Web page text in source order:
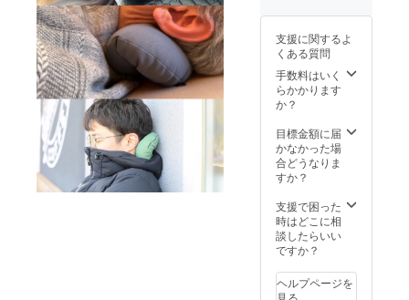
況、製
造工程
上の都
合等に
より出
荷時期
があり
ます。
可能性
もござ
いま
す。 ※
デザイ
ン・仕
る可能
性もご
ざいま
ださ
い。 ※
ご注文
状況、
材の供
給状
*********
*********
*****
【注意
点】 ※
皆様の
により
量産効
率が向
上した
正規販
売価格
が販売
予定価
下がる
可能性
支援に関するよ
くある質問
手数料はいく
らかかります
か？
目標金額に届
かなかった場
合どうなりま
すか？
支援で困った
時はどこに相
談したらいい
ですか？
ヘルプページを
見る